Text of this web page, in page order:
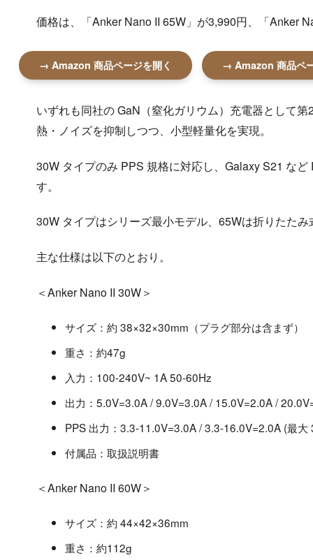
価格は、「Anker Nano II 65W」が3,990円、「Anker
→ Amazon 商品ページを開く → Amazon 商品ペ
いずれも同社の GaN（窒化ガリウム）充電器として
熱・ノイズを抑制しつつ、小型軽量化を実現。
30W タイプのみ PPS 規格に対応し、Galaxy S21 な
す。
30W タイプはシリーズ最小モデル、65Wは折りたた
主な仕様は以下のとおり。
＜Anker Nano II 30W＞
サイズ：約 38×32×30mm（プラグ部分は含まず）
重さ：約47g
入力：100-240V~ 1A 50-60Hz
出力：5.0V=3.0A / 9.0V=3.0A / 15.0V=2.0A /
PPS 出力：3.3-11.0V=3.0A / 3.3-16.0V=2.0A (最大
付属品：取扱説明書
＜Anker Nano II 60W＞
サイズ：約 44×42×36mm
重さ：約112g